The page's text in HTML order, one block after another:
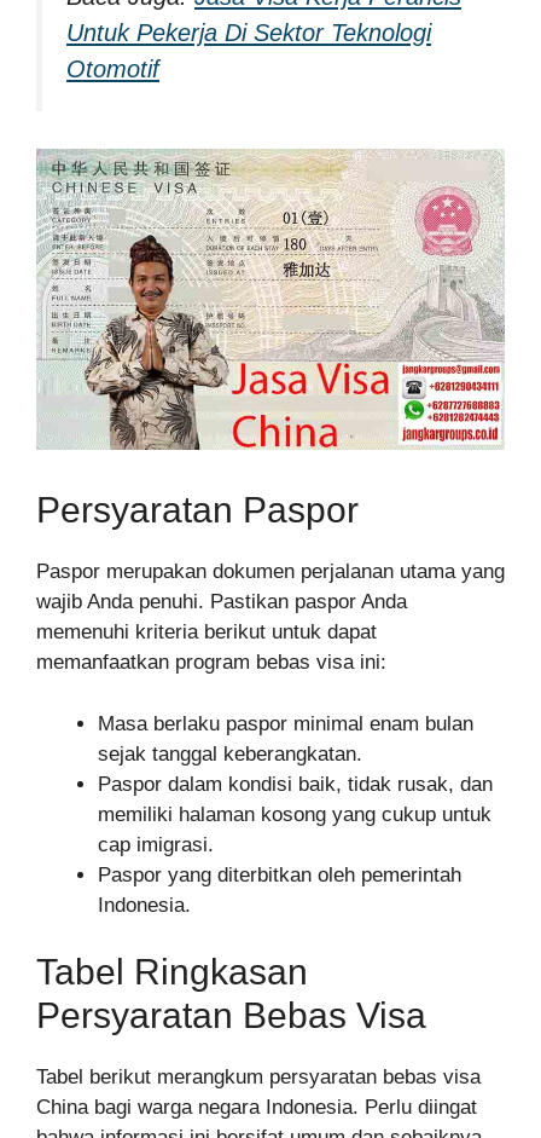
Untuk Pekerja Di Sektor Teknologi
Otomotif
Persyaratan Paspor
Paspor merupakan dokumen perjalanan utama yang
wajib Anda penuhi. Pastikan paspor Anda
memenuhi kriteria berikut untuk dapat
memanfaatkan program bebas visa ini:
Masa berlaku paspor minimal enam bulan
sejak tanggal keberangkatan.
Paspor dalam kondisi baik, tidak rusak, dan
memiliki halaman kosong yang cukup untuk
cap imigrasi.
Paspor yang diterbitkan oleh pemerintah
Indonesia.
Tabel Ringkasan
Persyaratan Bebas Visa
Tabel berikut merangkum persyaratan bebas visa
China bagi warga negara Indonesia. Perlu diingat